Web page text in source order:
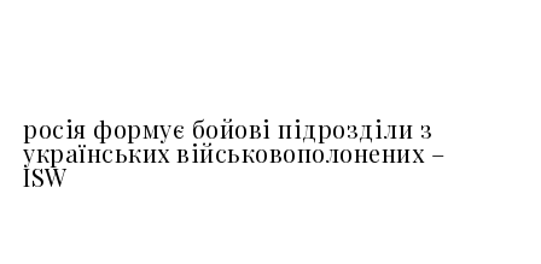
росія формує бойові підрозділи з
українських військовополонених –
ISW